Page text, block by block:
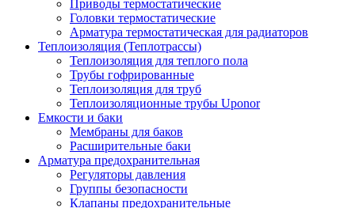
Приводы термостатические
Головки термостатические
Арматура термостатическая для радиаторов
Теплоизоляция (Теплотрассы)
Теплоизоляция для теплого пола
Трубы гофрированные
Теплоизоляция для труб
Теплоизоляционные трубы Uponor
Емкости и баки
Мембраны для баков
Расширительные баки
Арматура предохранительная
Регуляторы давления
Группы безопасности
Клапаны предохранительные